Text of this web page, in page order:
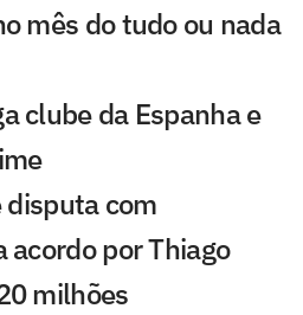
mês do tudo ou nada
clube da Espanha e
disputa com
acordo por Thiago
milhões